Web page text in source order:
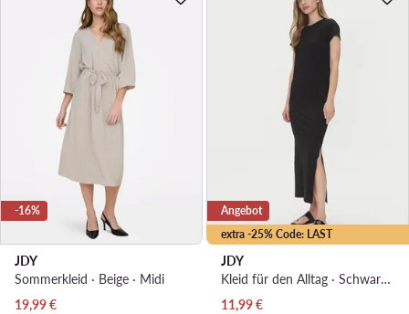
-16%
JDY
Sommerkleid · Beige · Midi
Aktueller Preis
19,99€
extra -25% Code: LAST
Angebot
JDY
Kleid für den Alltag · Schwarz · Midi
Aktueller Preis
11,99€